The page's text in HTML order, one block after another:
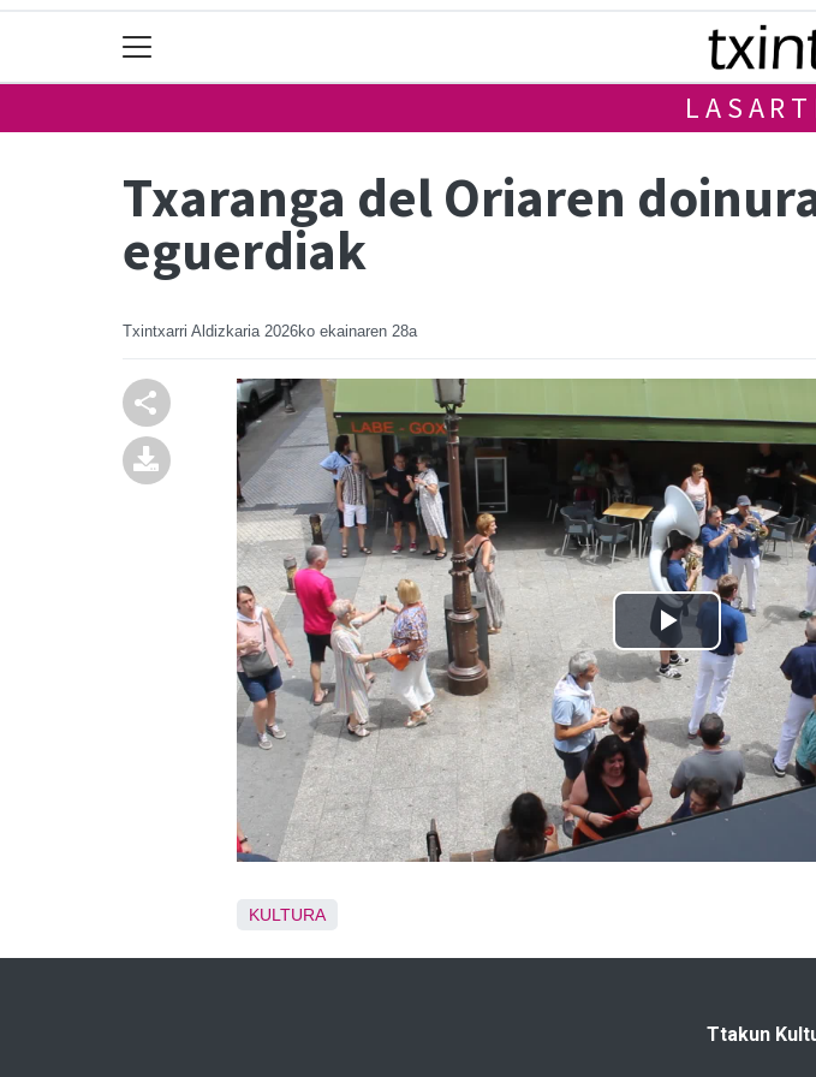
Txaranga del Oriaren
eguerdiak
Txintxarri Aldizkaria 2026ko ekainaren 28a
KULTURA
Ttakun